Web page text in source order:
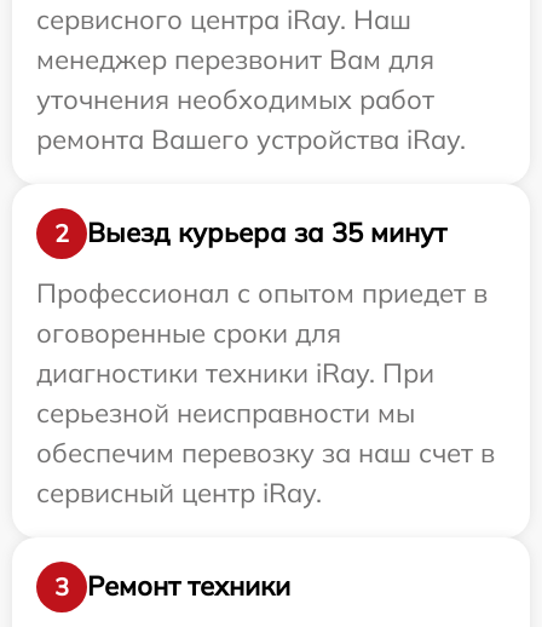
сервисного центра iRay. Наш
менеджер перезвонит Вам для
уточнения необходимых работ
ремонта Вашего устройства iRay.
2
Выезд курьера за 35 минут
Профессионал с опытом приедет в
оговоренные сроки для
диагностики техники iRay. При
серьезной неисправности мы
обеспечим перевозку за наш счет в
сервисный центр iRay.
3 Ремонт техники